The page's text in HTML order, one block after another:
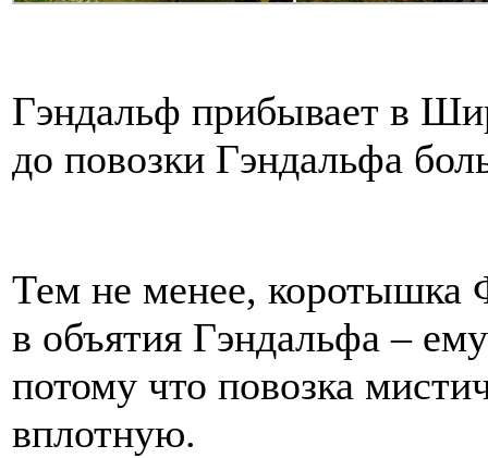
Гэндальф прибывает в
до повозки Гэндальфа
Тем не менее, коротышка
в объятия Гэндальфа –
потому что повозка
вплотную.